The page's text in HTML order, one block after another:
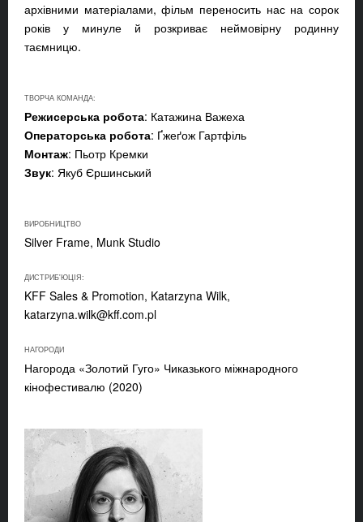
архівними матеріалами, фільм переносить нас на сорок
років у минуле й розкриває неймовірну родинну
таємницю.
ТВОРЧА КОМАНДА:
Режисерська робота: Катажина Важеха
Операторська робота: Ґжеґож Гартфіль
Монтаж: Пьотр Кремки
Звук: Якуб Єршинський
ВИРОБНИЦТВО
Silver Frame, Munk Studio
ДИСТРИБ'ЮЦІЯ:
KFF Sales & Promotion, Katarzyna Wilk,
katarzyna.wilk@kff.com.pl
НАГОРОДИ
Нагорода «Золотий Гуго» Чиказького міжнародного
кінофестивалю (2020)